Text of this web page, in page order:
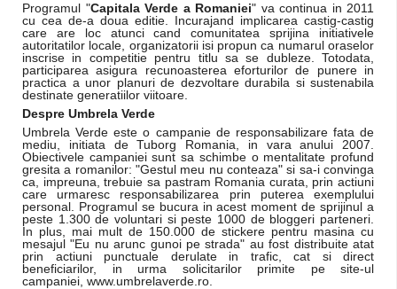
Programul "Capitala Verde a Romaniei" va continua in 2011
cu cea de-a doua editie. Incurajand implicarea castig-castig
care are loc atunci cand comunitatea sprijina initiativele
autoritatilor locale, organizatorii isi propun ca numarul oraselor
inscrise in competitie pentru titlu sa se dubleze. Totodata,
participarea asigura recunoasterea eforturilor de punere in
practica a unor planuri de dezvoltare durabila si sustenabila
destinate generatiilor viitoare.
Despre Umbrela Verde
Umbrela Verde este o campanie de responsabilizare fata de
mediu, initiata de Tuborg Romania, in vara anului 2007.
Obiectivele campaniei sunt sa schimbe o mentalitate profund
gresita a romanilor: "Gestul meu nu conteaza" si sa-i convinga
ca, impreuna, trebuie sa pastram Romania curata, prin actiuni
care urmaresc responsabilizarea prin puterea exemplului
personal. Programul se bucura in acest moment de sprijinul a
peste 1.300 de voluntari si peste 1000 de bloggeri parteneri.
In plus, mai mult de 150.000 de stickere pentru masina cu
mesajul "Eu nu arunc gunoi pe strada" au fost distribuite atat
prin actiuni punctuale derulate in trafic, cat si direct
beneficiarilor, in urma solicitarilor primite pe site-ul
campaniei, www.umbrelaverde.ro.